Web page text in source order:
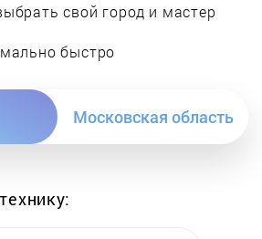
HB
свой город и мастер
быстро
Московская область